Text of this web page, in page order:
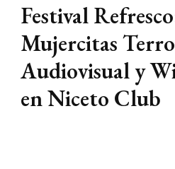
Festival
Mujercitas
Audiovisual y
en Niceto Club